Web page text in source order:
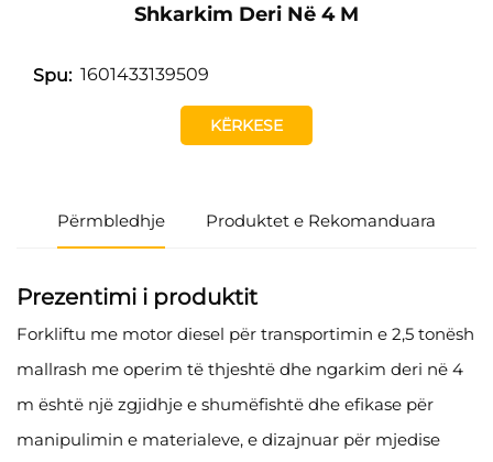
Shkarkim Deri Në 4 M
Spu: 1601433139509
KËRKESE
Përmbledhje Produktet e Rekomanduara
Prezentimi i produktit
Forkliftu me motor diesel për transportimin e 2,5 tonësh
mallrash me operim të thjeshtë dhe ngarkim deri në 4
m është një zgjidhje e shumëfishtë dhe efikase për
manipulimin e materialeve, e dizajnuar për mjedise